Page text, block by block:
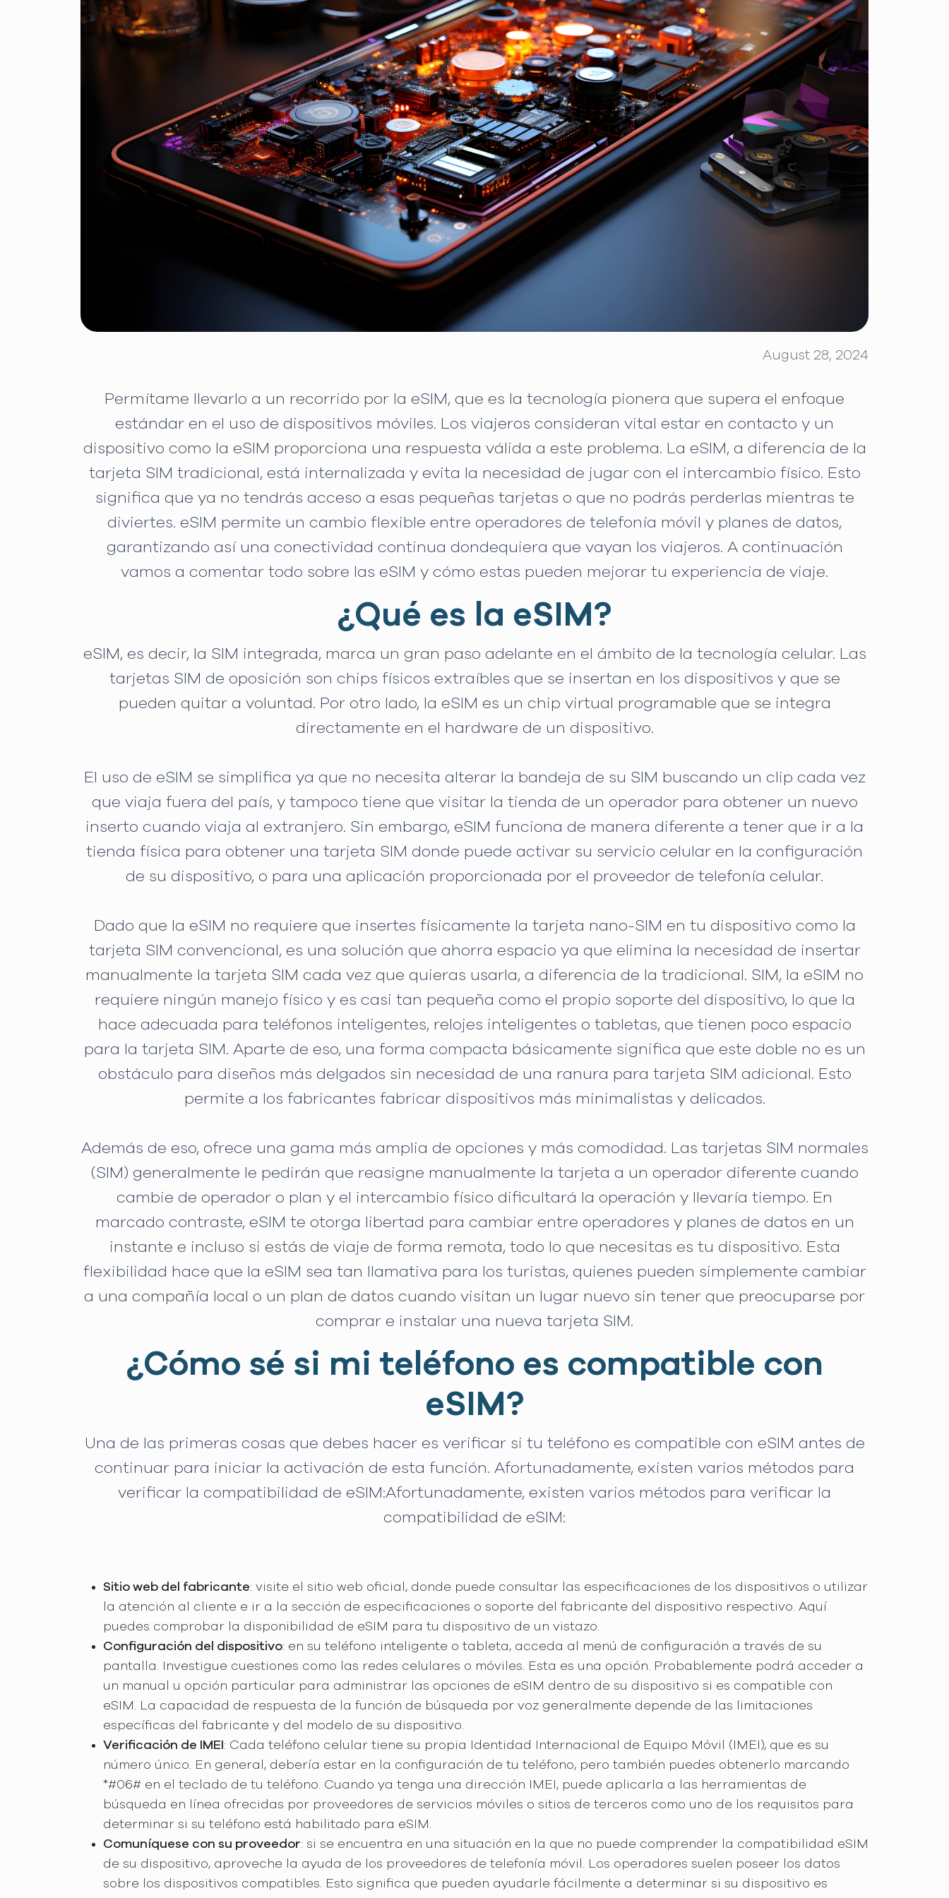
August 28, 2024
Permítame llevarlo a un recorrido por la eSIM, que es la tecnología pionera que supera el enfoque
estándar en el uso de dispositivos móviles. Los viajeros consideran vital estar en contacto y un
dispositivo como la eSIM proporciona una respuesta válida a este problema. La eSIM, a diferencia de la
tarjeta SIM tradicional, está internalizada y evita la necesidad de jugar con el intercambio físico. Esto
significa que ya no tendrás acceso a esas pequeñas tarjetas o que no podrás perderlas mientras te
diviertes. eSIM permite un cambio flexible entre operadores de telefonía móvil y planes de datos,
garantizando así una conectividad continua dondequiera que vayan los viajeros. A continuación
vamos a comentar todo sobre las eSIM y cómo estas pueden mejorar tu experiencia de viaje.
¿Qué es la eSIM?
eSIM, es decir, la SIM integrada, marca un gran paso adelante en el ámbito de la tecnología celular. Las
tarjetas SIM de oposición son chips físicos extraíbles que se insertan en los dispositivos y que se
pueden quitar a voluntad. Por otro lado, la eSIM es un chip virtual programable que se integra
directamente en el hardware de un dispositivo.
El uso de eSIM se simplifica ya que no necesita alterar la bandeja de su SIM buscando un clip cada vez
que viaja fuera del país, y tampoco tiene que visitar la tienda de un operador para obtener un nuevo
inserto cuando viaja al extranjero. Sin embargo, eSIM funciona de manera diferente a tener que ir a la
tienda física para obtener una tarjeta SIM donde puede activar su servicio celular en la configuración
de su dispositivo, o para una aplicación proporcionada por el proveedor de telefonía celular.
Dado que la eSIM no requiere que insertes físicamente la tarjeta nano-SIM en tu dispositivo como la
tarjeta SIM convencional, es una solución que ahorra espacio ya que elimina la necesidad de insertar
manualmente la tarjeta SIM cada vez que quieras usarla, a diferencia de la tradicional. SIM, la eSIM no
requiere ningún manejo físico y es casi tan pequeña como el propio soporte del dispositivo, lo que la
hace adecuada para teléfonos inteligentes, relojes inteligentes o tabletas, que tienen poco espacio
para la tarjeta SIM. Aparte de eso, una forma compacta básicamente significa que este doble no es un
obstáculo para diseños más delgados sin necesidad de una ranura para tarjeta SIM adicional. Esto
permite a los fabricantes fabricar dispositivos más minimalistas y delicados.
Además de eso, ofrece una gama más amplia de opciones y más comodidad. Las tarjetas SIM normales
(SIM) generalmente le pedirán que reasigne manualmente la tarjeta a un operador diferente cuando
cambie de operador o plan y el intercambio físico dificultará la operación y llevaría tiempo. En
marcado contraste, eSIM te otorga libertad para cambiar entre operadores y planes de datos en un
instante e incluso si estás de viaje de forma remota, todo lo que necesitas es tu dispositivo. Esta
flexibilidad hace que la eSIM sea tan llamativa para los turistas, quienes pueden simplemente cambiar
a una compañía local o un plan de datos cuando visitan un lugar nuevo sin tener que preocuparse por
comprar e instalar una nueva tarjeta SIM.
¿Cómo sé si mi teléfono es compatible con
eSIM?
Una de las primeras cosas que debes hacer es verificar si tu teléfono es compatible con eSIM antes de
continuar para iniciar la activación de esta función. Afortunadamente, existen varios métodos para
verificar la compatibilidad de eSIM:Afortunadamente, existen varios métodos para verificar la
compatibilidad de eSIM:
Sitio web del fabricante: visite el sitio web oficial, donde puede consultar las especificaciones de los dispositivos o utilizar
la atención al cliente e ir a la sección de especificaciones o soporte del fabricante del dispositivo respectivo. Aquí
puedes comprobar la disponibilidad de eSIM para tu dispositivo de un vistazo.
Configuración del dispositivo: en su teléfono inteligente o tableta, acceda al menú de configuración a través de su
pantalla. Investigue cuestiones como las redes celulares o móviles. Esta es una opción. Probablemente podrá acceder a
un manual u opción particular para administrar las opciones de eSIM dentro de su dispositivo si es compatible con
eSIM. La capacidad de respuesta de la función de búsqueda por voz generalmente depende de las limitaciones
específicas del fabricante y del modelo de su dispositivo.
Verificación de IMEI : Cada teléfono celular tiene su propia Identidad Internacional de Equipo Móvil (IMEI), que es su
número único. En general, debería estar en la configuración de tu teléfono, pero también puedes obtenerlo marcando
*#06# en el teclado de tu teléfono. Cuando ya tenga una dirección IMEI, puede aplicarla a las herramientas de
búsqueda en línea ofrecidas por proveedores de servicios móviles o sitios de terceros como uno de los requisitos para
determinar si su teléfono está habilitado para eSIM.
Comuníquese con su proveedor: si se encuentra en una situación en la que no puede comprender la compatibilidad eSIM
de su dispositivo, aproveche la ayuda de los proveedores de telefonía móvil. Los operadores suelen poseer los datos
sobre los dispositivos compatibles. Esto significa que pueden ayudarle fácilmente a determinar si su dispositivo es